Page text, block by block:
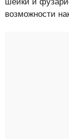
шейки и
возможности